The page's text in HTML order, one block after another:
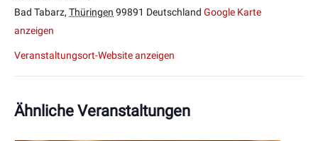
Bad Tabarz, Thüringen 99891 Deutschland Google Karte
anzeigen
Veranstaltungsort-Website anzeigen
Ähnliche Veranstaltungen